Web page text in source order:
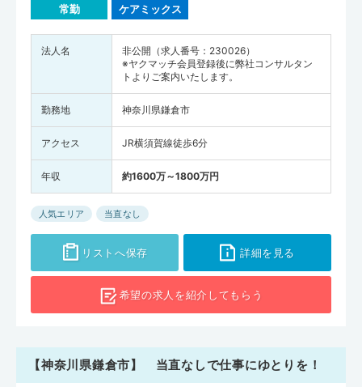
常勤 ケアミックス
法人名
非公開（求人番号：230026）
※ヤクマッチ会員登録後に弊社コンサルタン
トよりご案内いたします。
勤務地 神奈川県鎌倉市
アクセス JR横須賀線徒歩6分
年収 約1600万～1800万円
人気エリア 当直なし
リストへ保存 詳細を見る
希望の求人を紹介してもらう
【神奈川県鎌倉市】 当直なしで仕事にゆとりを！